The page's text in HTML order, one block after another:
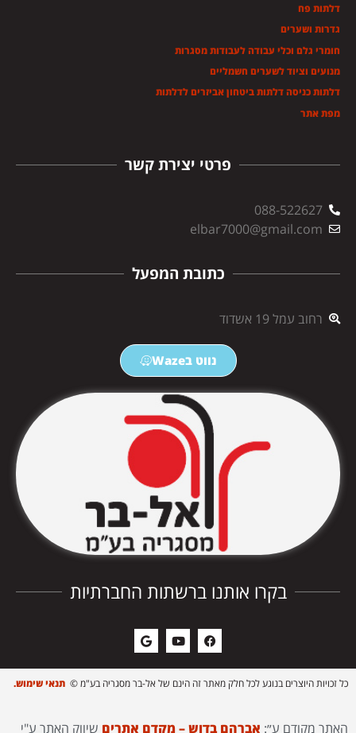
בקרו אותנו ברשתות החברתיות
פרטי יצירת קשר
088-522627
elbar7000@gmail.com
כתובת המפעל
רחוב עמל 19 אשדוד
נווט בWaze
דלתות פח
גדרות ושערים
חומרי גלם וכלי עבודה לעבודות מסגרות
מנועים וציוד לשערים חשמליים
דלתות כניסה דלתות ביטחון אביזרים לדלתות
מפת אתר
כל זכויות היוצרים בנוגע לכל חלק מאתר זה הינם של אל-בר מסגריה בע"מ © תנאי שימוש.
האתר מקודם ע״: אברהם בדוש – מקדם אתרים שיווק האתר ע"י